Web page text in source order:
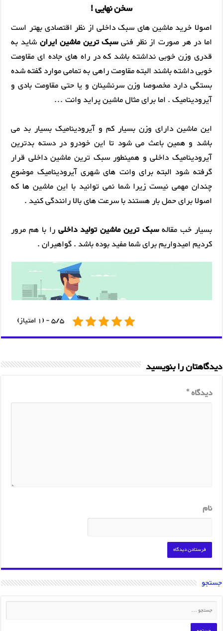
سخن نهایی !
اصولا خرید ماشین های سبک داخلی از نظر اقتصادی بهتر است
اما در هر صورت از نظر فنیسبک ترین ماشین ایران شاید به
قدری وزن خوبی نداشته باشد که در راه های جاده ای مقاومت
خوبی داشته باشند البته مقاومت راهی به تمامی موارد گفته شده
بستگی دارد مخصوصا وزن سرنشینان و یا حتی مقاومت بادی و
آیرودینامیک . اما برای مثال ماشین پراید وانت …
این ماشین دارای وزن بسیار کم و آیرودینامیک بسیار بد می
باشد و همین باعث می شود تا این خودرو در دسته بدترین
آیرودینامیک داخلی و همینطور سبک ترین ماشین داخلی قرار
گرفته شود البته برای وانت های شهری آیرودینامیک موضوع
چندان مهمی نیست زیرا شما نمی توانید با این ماشین ها که
اصولا برای حمل بار هستند با سرعت های بالا رانندگی کنید .
بسیار خب مقالهسبک ترین ماشین تولید داخلیرا با هم مرور
کردیم امیدواریم برای شما مفید بوده باشد . گواهیران .
5/5 - (1 امتیاز)
دیدگاهتان را بنویسید
دیدگاه*
نام
جستجو